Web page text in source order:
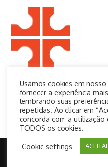
29 de março de 2026
Copyright © 2026
Usamos cookies em
fornecer a experiência
lembrando suas
repetidas. Ao clicar em
concorda com a utilização
TODOS os cookies.
Cookie settings